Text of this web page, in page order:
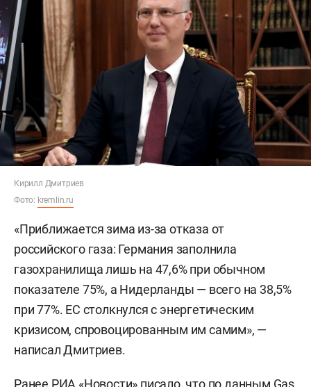
Кирилл Дмитриев
Фото: kremlin.ru
«Приближается зима из-за отказа от
российского газа: Германия заполнила
газохранилища лишь на 47,6% при обычном
показателе 75%, а Нидерланды — всего на 38,5%
при 77%. ЕС столкнулся с энергетическим
кризисом, спровоцированным им самим», —
написал Дмитриев.